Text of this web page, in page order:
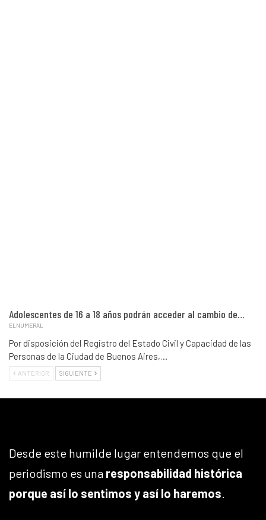
Adolescentes de 16 a 18 años podrán acceder al cambio de…
ELNUMERAL
Por disposición del Registro del Estado Civil y Capacidad de las
Personas de la Ciudad de Buenos Aires,…
ANTERIOR SIGUIENTE
Desde este humilde lugar entendemos que el
periodismo es una responsabilidad histórica
porque así lo sentimos y así lo haremos